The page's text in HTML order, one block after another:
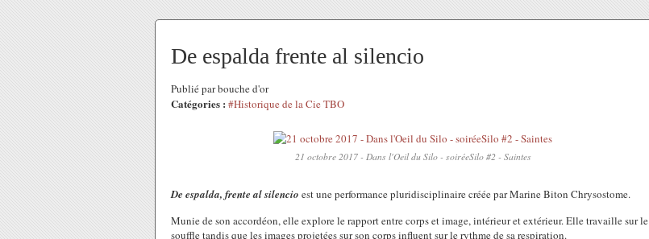
De espalda frente al silencio
Publié par bouche d'or
Catégories : #Historique de la Cie TBO
21 octobre 2017 - Dans l'Oeil du Silo - soiréeSilo #2 - Saintes
De espalda, frente al silencio est une performance pluridisciplinaire créée par Marine Biton Chrysostome.
Munie de son accordéon, elle explore le rapport entre corps et image, intérieur et extérieur. Elle travaille sur le
souffle tandis que les images projetées sur son corps influent sur le rythme de sa respiration.